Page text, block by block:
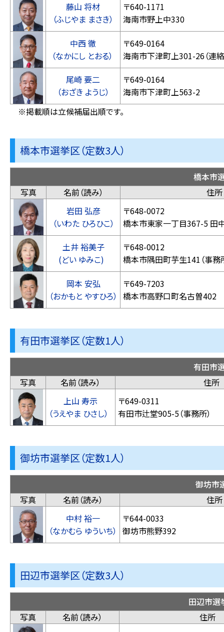
藤山 将材
（ふじやま まさき）
〒640-1171
海南市野上中330
中西 徹
（なかにし とおる）
〒649-0164
海南市下津町上
尾崎 要二
（おざき ようじ）
〒649-0164
海南市下津町上563-2
※掲載順は立候補届出順です。
橋本市選挙区（定数3人）
橋本市
写真
名前（読み）
住所
岩田 弘彦
（いわた ひろひこ）
〒648-0072
橋本市東家一丁目367-5
土井 裕美子
(どい ゆみこ)
〒648-0012
橋本市隅田町芋生141（事
岡本 安弘
（おかもと やすひろ）
〒649-7203
橋本市高野口町名古曽402
有田市選挙区（定数1人）
有田市
写真
名前（読み）
住所
上山 寿示
（うえやま ひさし）
〒649-0311
有田市辻堂
御坊市選挙区（定数1人）
御坊市
写真
名前（読み）
住所
中村 裕一
（なかむら ゆういち）
〒644-0033
御坊市
田辺市選挙区（定数3人）
田辺市選
写真
名前（読み）
住所